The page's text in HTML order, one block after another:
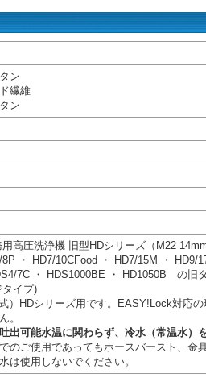
ン
繊維
ン
高圧洗浄機 旧型HDシリーズ（M22
・ HD7/10CFood ・ HD7/15M ・ HD9/
7C ・ HDS1000BE ・ HD1050B の旧
タイプ)
）HDシリーズ用です。EASY!Lock対応
。
出可能水温に関わらず、冷水（常温水）
のご使用であってもホースバースト、金
は使用しないでください。